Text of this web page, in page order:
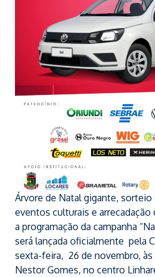
Árvore de Natal gigante, sorteio
eventos culturais e
a programação da campanha
será lançada oficialmente pela
sexta-feira, 26 de novembro, às
Nestor Gomes, no centro